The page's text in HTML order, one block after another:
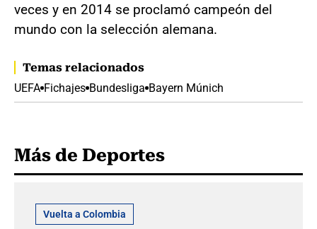
veces y en 2014 se proclamó campeón del
mundo con la selección alemana.
Temas relacionados
UEFA Fichajes Bundesliga Bayern Múnich
Más de Deportes
Vuelta a Colombia